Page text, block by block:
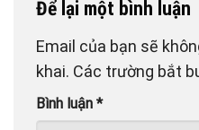
Để lại một bình luận
Email của bạn sẽ
khai. Các trường bắt
Bình luận *